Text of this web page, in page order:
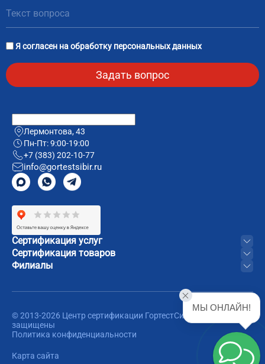
Я согласен наобработку персональных данных
Сертификация услуг
Сертификация товаров
Филиалы
Лермонтова, 43
Пн-Пт: 9:00-19:00
+7 (383) 202-10-77
info@gortestsibir.ru
© 2013-2026 Центр сертификации ГортестСибирь. Все права
защищены
Политика конфиденциальности
Карта сайта
МЫ ОНЛАЙН!